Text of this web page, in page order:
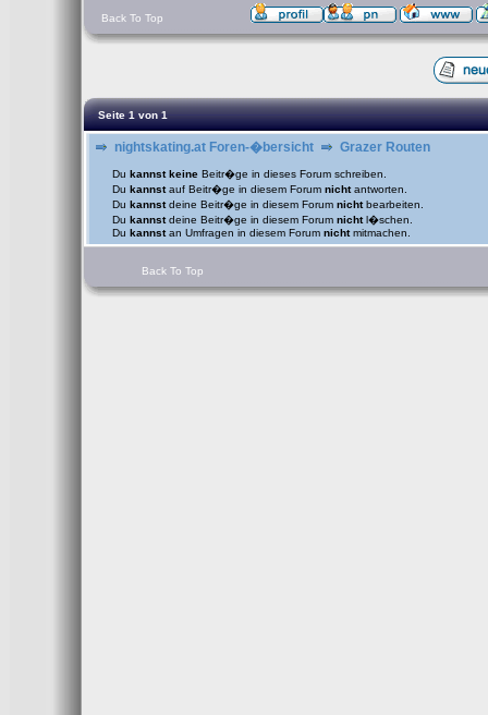
Back To Top
Seite 1 von 1
nightskating.at Foren-�bersicht Grazer Routen
Du kannst keine Beitr�ge in dieses Forum schreiben.
Du kannstauf Beitr�ge in diesem Forum nichtantworten.
Du kannstdeine Beitr�ge in diesem Forum nichtbearbeiten.
Du kannstdeine Beitr�ge in diesem Forum nichtl�schen.
Du kannstan Umfragen in diesem Forum nichtmitmachen.
Back To Top